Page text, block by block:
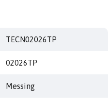
TECN02026TP
02026TP
Messing